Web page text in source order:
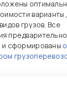
варианты
грузов. Все
предварительно
и сформированы